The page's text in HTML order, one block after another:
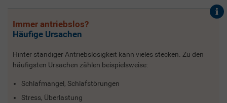
Immer antriebslos?
Häufige Ursachen
Hinter ständiger Antriebslosigkeit kann vieles stecken. Zu den
häufigsten Ursachen zählen beispielsweise:
Schlafmangel, Schlafstörungen
Stress, Überlastung